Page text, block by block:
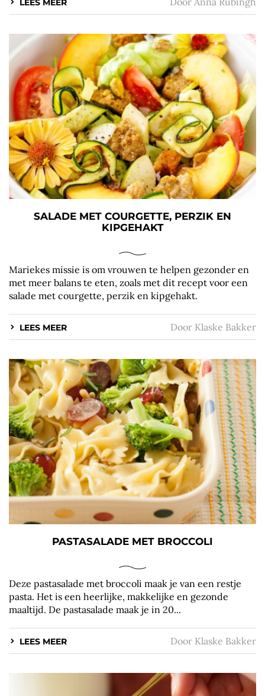
LEES MEER
SALADE MET COURGETTE, PERZIK EN
KIPGEHAKT
Mariekes missie is om vrouwen te helpen gezonder en
met meer balans te eten, zoals met dit recept voor een
salade met courgette, perzik en kipgehakt.
LEES MEER Door Klaske Bakker
PASTASALADE MET BROCCOLI
Deze pastasalade met broccoli maak je van een restje
pasta. Het is een heerlijke, makkelijke en gezonde
maaltijd. De pastasalade maak je in 20...
LEES MEER Door Klaske Bakker